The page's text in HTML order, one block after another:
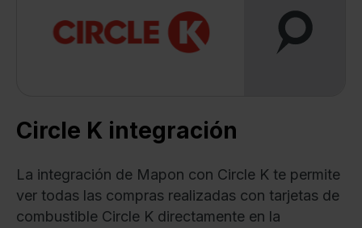
Circle K integración
La integración de Mapon con Circle K te permite
ver todas las compras realizadas con tarjetas de
combustible Circle K directamente en la